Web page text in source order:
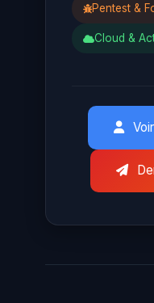
Pentest &
Cloud &